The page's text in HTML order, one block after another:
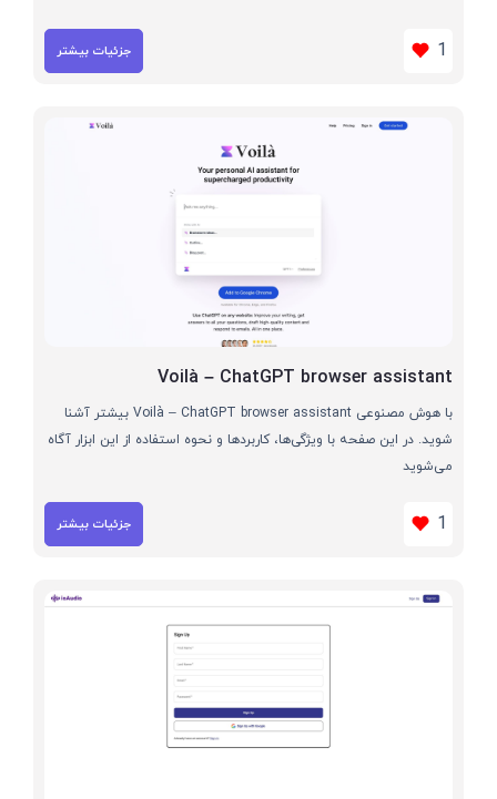
1 جزئیات بیشتر
Voilà – ChatGPT browser assistant
با هوش مصنوعی Voilà – ChatGPT browser assistant بیشتر آشنا
شوید. در این صفحه با ویژگی‌ها، کاربردها و نحوه استفاده از این ابزار آگاه
می‌شوید
1 جزئیات بیشتر